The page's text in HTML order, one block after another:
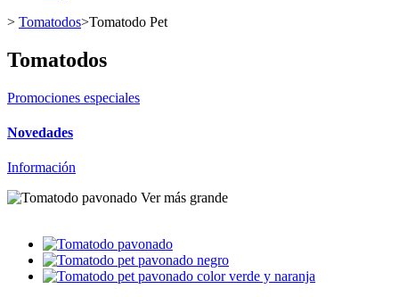
> Tomatodos>Tomatodo Pet
Tomatodos
Promociones especiales
Novedades
Información
Ver más grande